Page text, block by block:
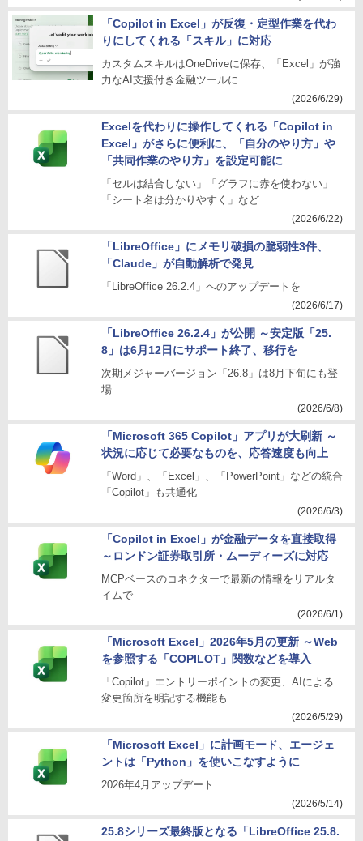
「Copilot in Excel」が反復・定型作業を代わ
りにしてくれる「スキル」に対応
カスタムスキルはOneDriveに保存、「Excel」が強
力なAI支援付き金融ツールに
(2026/6/29)
Excelを代わりに操作してくれる「Copilot in
Excel」がさらに便利に、「自分のやり方」や
「共同作業のやり方」を設定可能に
「セルは結合しない」「グラフに赤を使わない」
「シート名は分かりやすく」など
(2026/6/22)
「LibreOffice」にメモリ破損の脆弱性3件、
「Claude」が自動解析で発見
「LibreOffice 26.2.4」へのアップデートを
(2026/6/17)
「LibreOffice 26.2.4」が公開 ～安定版「25.
8」は6月12日にサポート終了、移行を
次期メジャーバージョン「26.8」は8月下旬にも登
場
(2026/6/8)
「Microsoft 365 Copilot」アプリが大刷新 ～
状況に応じて必要なものを、応答速度も向上
「Word」、「Excel」、「PowerPoint」などの統合
「Copilot」も共通化
(2026/6/3)
「Copilot in Excel」が金融データを直接取得
～ロンドン証券取引所・ムーディーズに対応
MCPベースのコネクターで最新の情報をリアルタ
イムで
(2026/6/1)
「Microsoft Excel」2026年5月の更新 ～Web
を参照する「COPILOT」関数などを導入
「Copilot」エントリーポイントの変更、AIによる
変更箇所を明記する機能も
(2026/5/29)
「Microsoft Excel」に計画モード、エージェ
ントは「Python」を使いこなすように
2026年4月アップデート
(2026/5/14)
25.8シリーズ最終版となる「LibreOffice 25.8.